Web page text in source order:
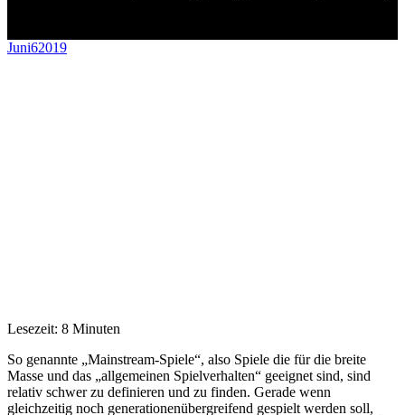
Juni62019
Lesezeit: 8 Minuten
So genannte „Mainstream-Spiele“, also Spiele die für die breite
Masse und das „allgemeinen Spielverhalten“ geeignet sind, sind
relativ schwer zu definieren und zu finden. Gerade wenn
gleichzeitig noch generationenübergreifend gespielt werden soll,